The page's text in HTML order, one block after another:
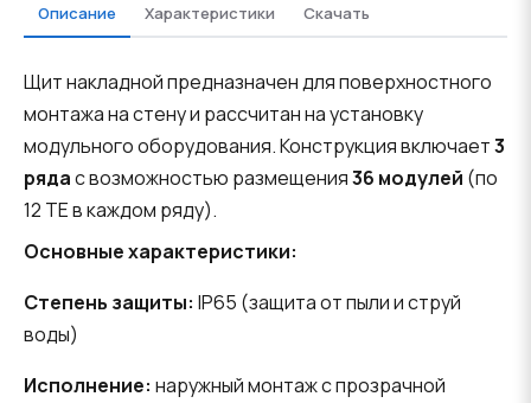
Описание Характеристики Скачать
Щит накладной предназначен для поверхностного
монтажа на стену и рассчитан на установку
модульного оборудования. Конструкция включает3
рядас возможностью размещения36 модулей (по
12 TE в каждом ряду).
Основные характеристики:
Степень защиты: IP65 (защита от пыли и струй
воды)
Исполнение: наружный монтаж с прозрачной